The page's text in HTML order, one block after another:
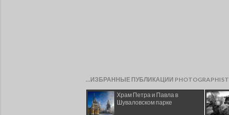
...ИЗБРАННЫЕ ПУБЛИКАЦИИ PHOTOGRAPHIST
Храм Петра и Павла в
Шуваловском парке